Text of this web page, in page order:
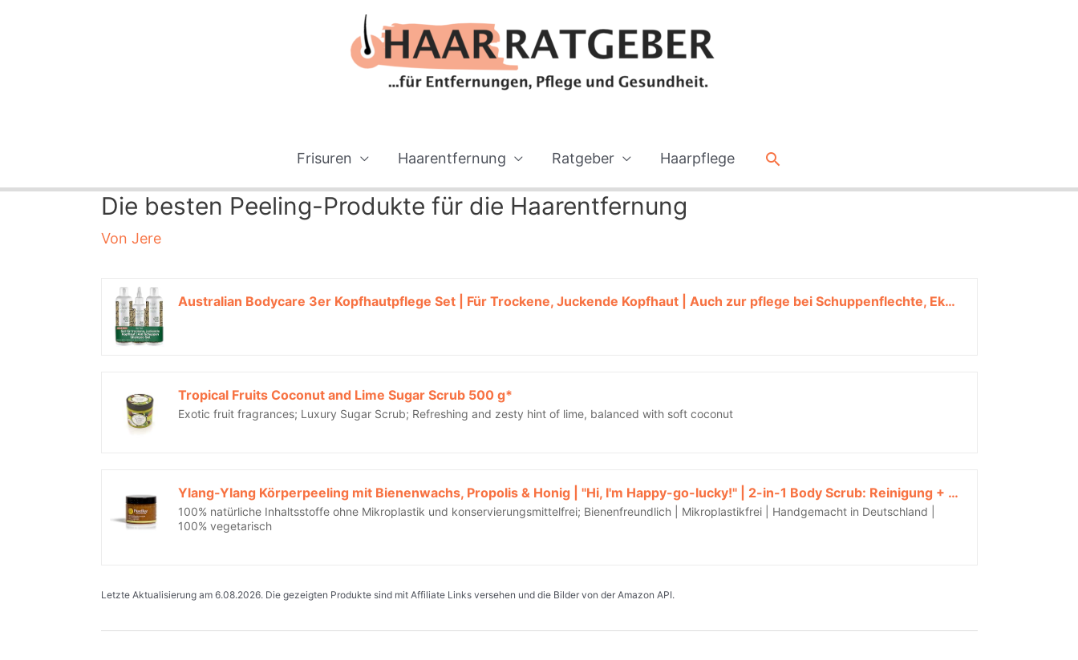
Frisuren Haarentfernung Ratgeber Haarpflege Suche
Die besten Peeling-Produkte für die Haarentfernung
Von Jere
Australian Bodycare 3er Kopfhautpflege Set | Für Trockene, Juckende Kopfhaut | Auch zur pflege bei Schuppenflechte, Ekzemen & Psoriasis | Shampoo 250ml, Haarspülung 250ml & Scalp Serum treatment 150ml*
Tropical Fruits Coconut and Lime Sugar Scrub 500 g*
Exotic fruit fragrances; Luxury Sugar Scrub; Refreshing and zesty hint of lime, balanced with soft coconut
Ylang-Ylang Körperpeeling mit Bienenwachs, Propolis & Honig | "Hi, I'm Happy-go-lucky!" | 2-in-1 Body Scrub: Reinigung + Lotion | Handgemacht in Baden-Württemberg | PureBee (Ylang-Ylang, 100g Tiegel)*
100% natürliche Inhaltsstoffe ohne Mikroplastik und konservierungsmittelfrei; Bienenfreundlich | Mikroplastikfrei | Handgemacht in Deutschland |
100% vegetarisch
Letzte Aktualisierung am 6.08.2026. Die gezeigten Produkte sind mit Affiliate Links versehen und die Bilder von der Amazon API.